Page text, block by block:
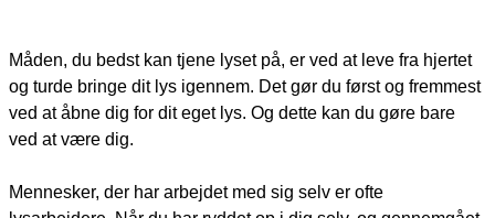
Måden, du bedst kan tjene lyset på, er ved at leve fra hjertet
og turde bringe dit lys igennem. Det gør du først og fremmest
ved at åbne dig for dit eget lys. Og dette kan du gøre bare
ved at være dig.
Mennesker, der har arbejdet med sig selv er ofte